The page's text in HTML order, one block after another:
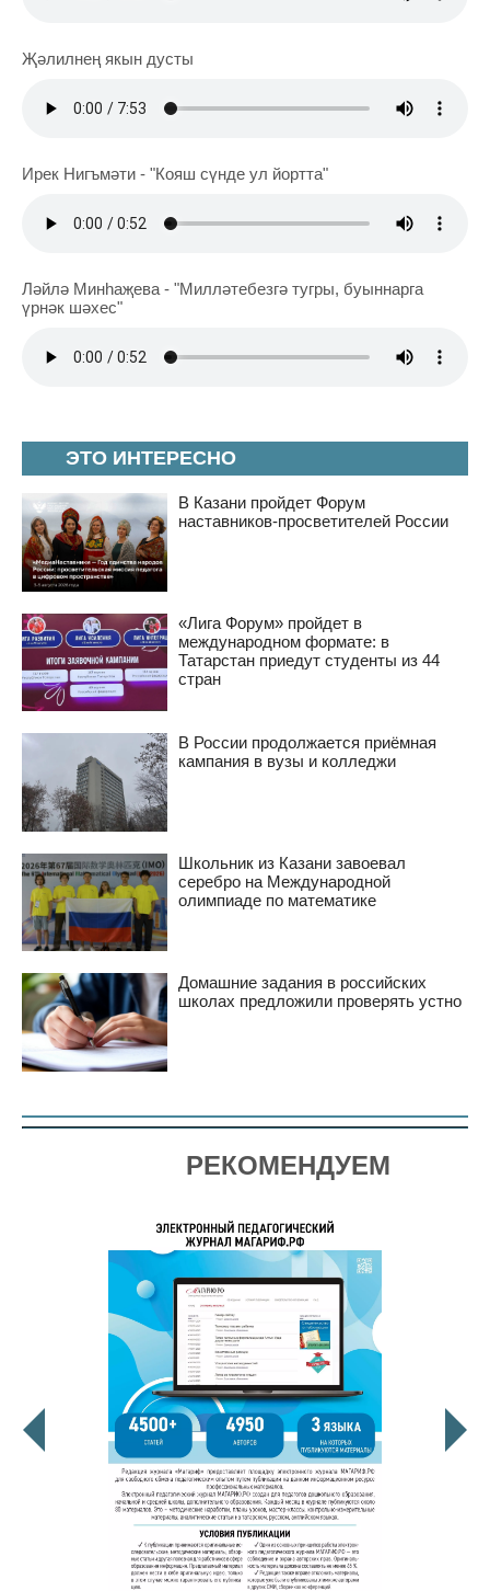
ЭТО ИНТЕРЕСНО
В Казани пройдет Форум
наставников-просветителей России
«Лига Форум» пройдет в
международном формате: в
Татарстан приедут студенты из 44
стран
В России продолжается приёмная
кампания в вузы и колледжи
Школьник из Казани завоевал
серебро на Международной
олимпиаде по математике
Домашние задания в российских
школах предложили проверять устно
Җәлилнең якын дусты
Ирек Нигъмәти - "Кояш сүнде ул йортта"
Ләйлә Минһаҗева - "Милләтебезгә тугры, буыннарга
үрнәк шәхес"
РЕКОМЕНДУЕМ